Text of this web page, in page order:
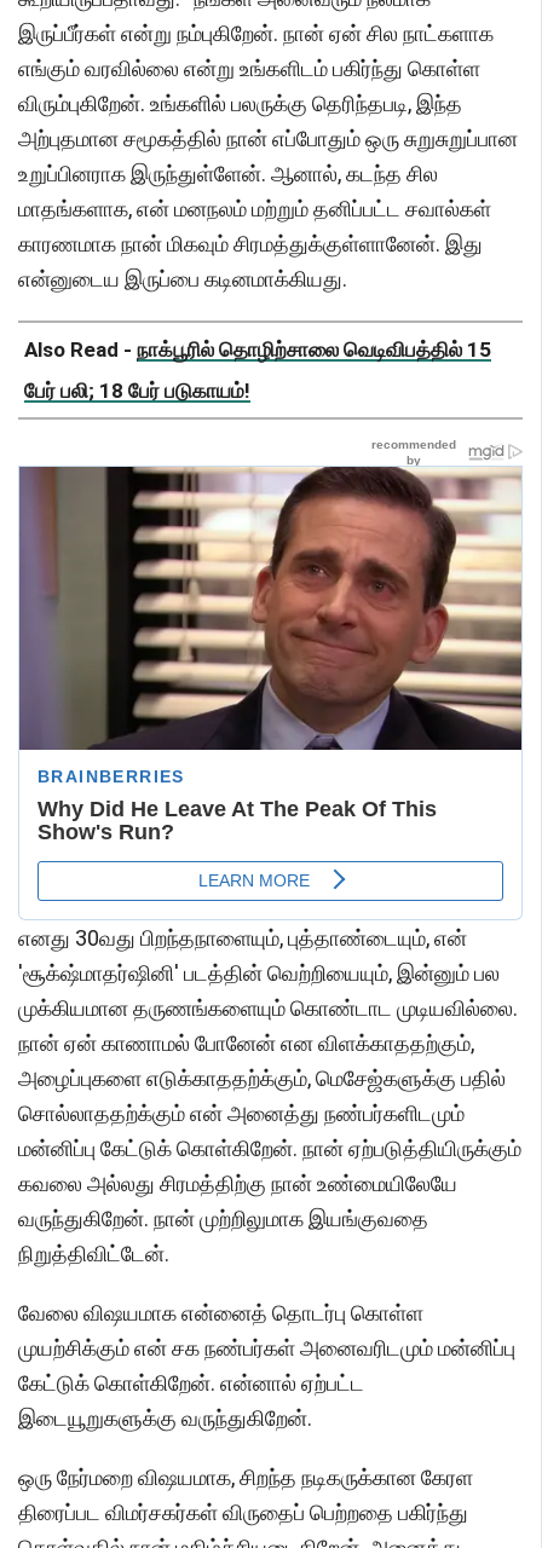
இருப்பீர்கள் என்று நம்புகிறேன். நான் ஏன் சில நாட்களாக
எங்கும் வரவில்லை என்று உங்களிடம் பகிர்ந்து கொள்ள
விரும்புகிறேன். உங்களில் பலருக்கு தெரிந்தபடி, இந்த
அற்புதமான சமூகத்தில் நான் எப்போதும் ஒரு சுறுசுறுப்பான
உறுப்பினராக இருந்துள்ளேன். ஆனால், கடந்த சில
மாதங்களாக, என் மனநலம் மற்றும் தனிப்பட்ட சவால்கள்
காரணமாக நான் மிகவும் சிரமத்துக்குள்ளானேன். இது
என்னுடைய இருப்பை கடினமாக்கியது.
Also Read - நாக்பூரில் தொழிற்சாலை வெடிவிபத்தில் 15
பேர் பலி; 18 பேர் படுகாயம்!
எனது 30வது பிறந்தநாளையும், புத்தாண்டையும், என்
'சூக்‌ஷ்மாதர்ஷினி' படத்தின் வெற்றியையும், இன்னும் பல
முக்கியமான தருணங்களையும் கொண்டாட முடியவில்லை.
நான் ஏன் காணாமல் போனேன் என விளக்காததற்கும்,
அழைப்புகளை எடுக்காததற்க்கும், மெசேஜ்களுக்கு பதில்
சொல்லாததற்க்கும் என் அனைத்து நண்பர்களிடமும்
மன்னிப்பு கேட்டுக் கொள்கிறேன். நான் ஏற்படுத்தியிருக்கும்
கவலை அல்லது சிரமத்திற்கு நான் உண்மையிலேயே
வருந்துகிறேன். நான் முற்றிலுமாக இயங்குவதை
நிறுத்திவிட்டேன்.
வேலை விஷயமாக என்னைத் தொடர்பு கொள்ள
முயற்சிக்கும் என் சக நண்பர்கள் அனைவரிடமும் மன்னிப்பு
கேட்டுக் கொள்கிறேன். என்னால் ஏற்பட்ட
இடையூறுகளுக்கு வருந்துகிறேன்.
ஒரு நேர்மறை விஷயமாக, சிறந்த நடிகருக்கான கேரள
திரைப்பட விமர்சகர்கள் விருதைப் பெற்றதை பகிர்ந்து